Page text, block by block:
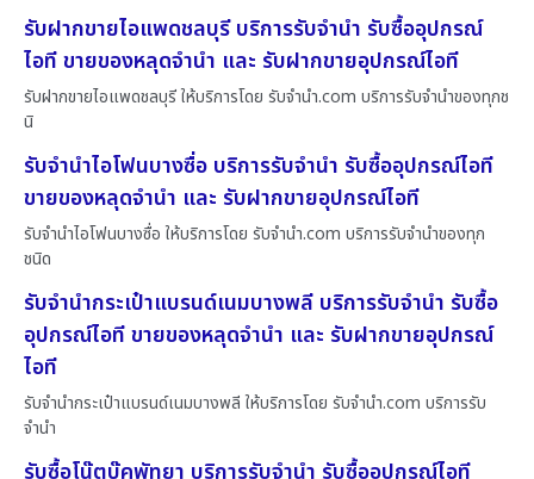
รับฝากขายไอแพดชลบุรี บริการรับจำนำ รับซื้ออุปกรณ์
ไอที ขายของหลุดจำนำ และ รับฝากขายอุปกรณ์ไอที
รับฝากขายไอแพดชลบุรี ให้บริการโดย รับจํานํา.com บริการรับจำนำของทุกช
นิ
รับจำนำไอโฟนบางซื่อ บริการรับจำนำ รับซื้ออุปกรณ์ไอที
ขายของหลุดจำนำ และ รับฝากขายอุปกรณ์ไอที
รับจำนำไอโฟนบางซื่อ ให้บริการโดย รับจํานํา.com บริการรับจำนำของทุก
ชนิด
รับจำนำกระเป๋าแบรนด์เนมบางพลี บริการรับจำนำ รับซื้อ
อุปกรณ์ไอที ขายของหลุดจำนำ และ รับฝากขายอุปกรณ์
ไอที
รับจำนำกระเป๋าแบรนด์เนมบางพลี ให้บริการโดย รับจํานํา.com บริการรับ
จำนำ
รับซื้อโน๊ตบุ๊คพัทยา บริการรับจำนำ รับซื้ออุปกรณ์ไอที